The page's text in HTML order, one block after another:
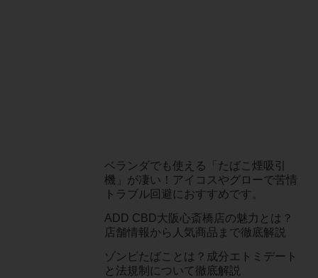
ベランダでも使える「たばこ煙吸引
機」が凄い！アイコスやグローで苦情
トラブル回避におすすめです。
ADD CBD大阪心斎橋店の魅力とは？
店舗情報から人気商品まで徹底解説
ゾンビたばことは？成分エトミデート
と法規制について徹底解説